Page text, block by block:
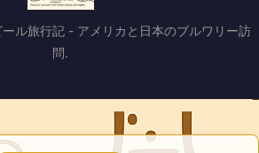
ル旅行記 - アメリカと日本のブルワリー訪
問.